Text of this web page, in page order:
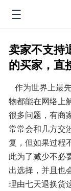
卖家不支持
的买家，直
物都能在网络上
很多问题，有商
常常会和几方交
复，但如果过程
此为了减少不必
出选择，并且也
理由七天退换货